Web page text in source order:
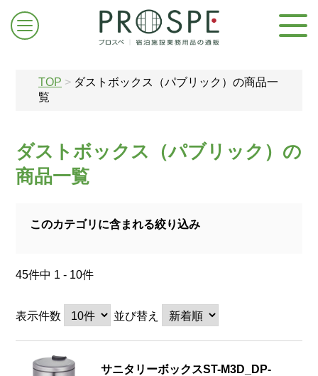
ログイン/新規登録
TOP > ダストボックス（パブリック）の商品一
覧
ダストボックス（パブリック）の
商品一覧
このカテゴリに含まれる絞り込み
45件中 1 - 10件
表示件数 並び替え
サニタリーボックスST-M3D_DP-